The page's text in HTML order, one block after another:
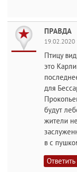
ПРАВДА
19.02.2020
Птицу
это
для
будут
жители
в с
Ответить